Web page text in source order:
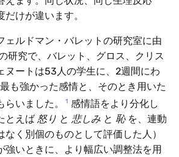
けが違います。
ェルドマン・バレットの研究室に由
研究で、バレット、グロス、クリス
ヌートは53人の学生に、2週間にわ
も強かった感情と、そのとき用いた
いました。
1 感情語をより分化し
とえば 怒り と 悲しみ と 恥を、連動
く別個のものとして評価した人）
強いときに、より幅広い調整法を用